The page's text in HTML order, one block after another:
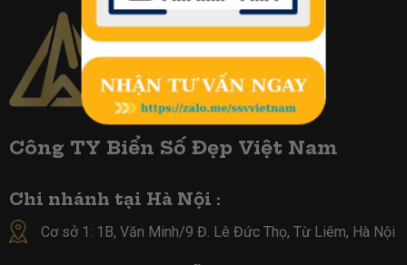
Công TY Biển Số Đẹp Việt Nam
Chi nhánh tại Hà Nội :
Cơ sở 1: 1B, Văn Minh/9 Đ. Lê Đức Thọ, Từ Liêm, Hà Nội